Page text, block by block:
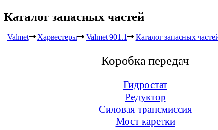
Каталог запасных частей
Valmet Харвестеры Valmet 901.1 Каталог запасных
Коробка передач
Гидростат
Редуктор
Силовая трансмиссия
Мост каретки